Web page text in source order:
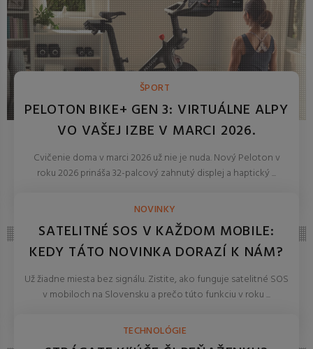
ŠPORT
PELOTON BIKE+ GEN 3: VIRTUÁLNE ALPY
VO VAŠEJ IZBE V MARCI 2026.
Cvičenie doma v marci 2026 už nie je nuda. Nový Peloton v
roku 2026 prináša 32-palcový zahnutý displej a haptický ...
NOVINKY
SATELITNÉ SOS V KAŽDOM MOBILE:
KEDY TÁTO NOVINKA DORAZÍ K NÁM?
Už žiadne miesta bez signálu. Zistite, ako funguje satelitné SOS
v mobiloch na Slovensku a prečo túto funkciu v roku ...
TECHNOLÓGIE